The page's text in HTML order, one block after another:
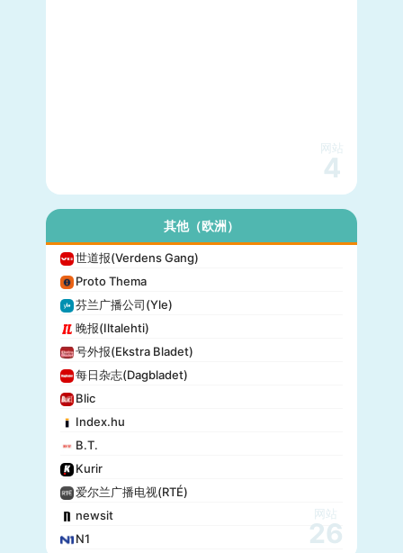
网站
4
其他（欧洲）
世道报(Verdens Gang)
Proto Thema
芬兰广播公司(Yle)
晚报(Iltalehti)
号外报(Ekstra Bladet)
每日杂志(Dagbladet)
Blic
Index.hu
B.T.
Kurir
爱尔兰广播电视(RTÉ)
newsit
N1
网站
26